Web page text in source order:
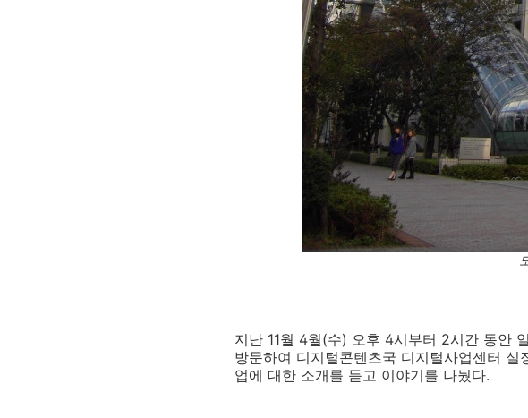
지난 11월 4월(수) 오후 4시부터 2시간 동안
방문하여 디지털콘텐츠국 디지털사업센터
업에 대한 소개를 듣고 이야기를 나눴다.